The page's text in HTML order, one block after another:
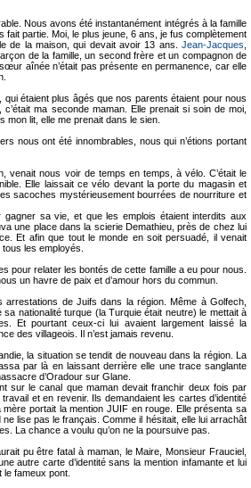
Nous avons été instantanément intégrés à la famille
fait partie. Moi, le plus jeune, 6 ans, je fus complètement
de la maison, qui devait avoir 13 ans. Jean-Jacques,
de la famille, un second frère et un compagnon de
aînée n’était pas présente en permanence, car elle
qui étaient plus âgés que nos parents étaient pour nous
ma seconde maman. Elle prenait si soin de moi,
mon lit, elle me prenait dans le sien.
nous ont été innombrables, nous qui n’étions portant
venait nous voir de temps en temps, à vélo. C’était le
Elle laissait ce vélo devant la porte du magasin et
sacoches mystérieusement bourrées de nourriture et
gagner sa vie, et que les emplois étaient interdits aux
une place dans la scierie Demathieu, près de chez lui
Et afin que tout le monde en soit persuadé, il venait
les employés.
pour relater les bontés de cette famille a eu pour nous.
un havre de paix et d’amour hors du commun.
arrestations de Juifs dans la région. Même à Golfech,
nationalité turque (la Turquie était neutre) le mettait à
Et pourtant ceux-ci lui avaient largement laissé la
des villageois. Il n’est jamais revenu.
la situation se tendit de nouveau dans la région. La
par là en laissant derrière elle une trace sanglante
d’Oradour sur Glane.
sur le canal que maman devait franchir deux fois par
et en revenir. Ils demandaient les cartes d’identité
portait la mention JUIF en rouge. Elle présenta sa
ne lise pas le français. Comme il hésitait, elle lui arrachât
La chance a voulu qu’on ne la poursuive pas.
pu être fatal à maman, le Maire, Monsieur Frauciel,
autre carte d’identité sans la mention infamante et lui
le fameux pont.